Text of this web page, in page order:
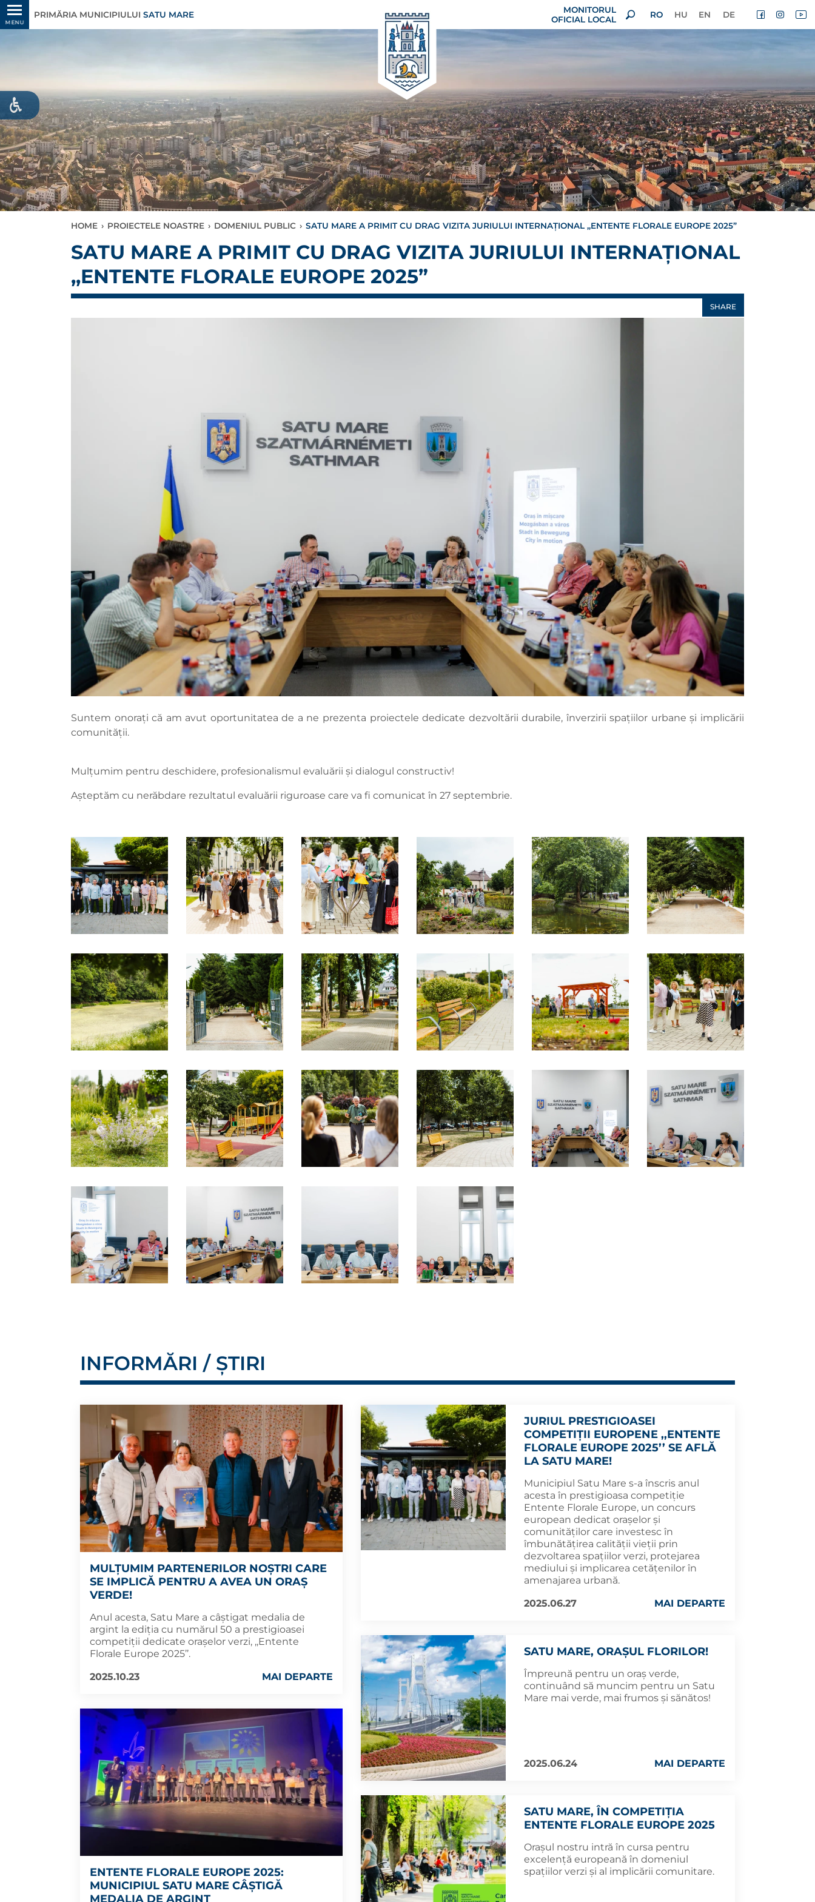
MENU
PRIMĂRIA MUNICIPIULUI SATU MARE
MONITORUL
OFICIAL LOCAL
RO HU EN DE
HOME › PROIECTELE NOASTRE › DOMENIUL PUBLIC › SATU MARE A PRIMIT CU DRAG VIZITA JURIULUI INTERNAȚIONAL ,,ENTENTE FLORALE EUROPE 2025”
SATU MARE A PRIMIT CU DRAG VIZITA JURIULUI INTERNAȚIONAL
,,ENTENTE FLORALE EUROPE 2025”
SHARE
Suntem onorați că am avut oportunitatea de a ne prezenta proiectele dedicate dezvoltării durabile, înverzirii spațiilor urbane și implicării
comunității.
Mulțumim pentru deschidere, profesionalismul evaluării și dialogul constructiv!
Așteptăm cu nerăbdare rezultatul evaluării riguroase care va fi comunicat în 27 septembrie.
INFORMĂRI / ȘTIRI
MULȚUMIM PARTENERILOR NOȘTRI CARE
SE IMPLICĂ PENTRU A AVEA UN ORAȘ
VERDE!
Anul acesta, Satu Mare a câștigat medalia de
argint la ediția cu numărul 50 a prestigioasei
competiții dedicate orașelor verzi, ,,Entente
Florale Europe 2025’’.
2025.10.23
MAI DEPARTE
ENTENTE FLORALE EUROPE 2025:
MUNICIPIUL SATU MARE CÂȘTIGĂ
MEDALIA DE ARGINT
JURIUL PRESTIGIOASEI
COMPETIȚII EUROPENE ,,ENTENTE
FLORALE EUROPE 2025’’ SE AFLĂ
LA SATU MARE!
Municipiul Satu Mare s-a înscris anul
acesta în prestigioasa competiție
Entente Florale Europe, un concurs
european dedicat orașelor și
comunităților care investesc în
îmbunătățirea calității vieții prin
dezvoltarea spațiilor verzi, protejarea
mediului și implicarea cetățenilor în
amenajarea urbană.
2025.06.27
MAI DEPARTE
SATU MARE, ORAȘUL FLORILOR!
Împreună pentru un oraș verde,
continuând să muncim pentru un Satu
Mare mai verde, mai frumos și sănătos!
2025.06.24 MAI DEPARTE
SATU MARE, ÎN COMPETIȚIA
ENTENTE FLORALE EUROPE 2025
Orașul nostru intră în cursa pentru
excelență europeană în domeniul
spațiilor verzi și al implicării comunitare.